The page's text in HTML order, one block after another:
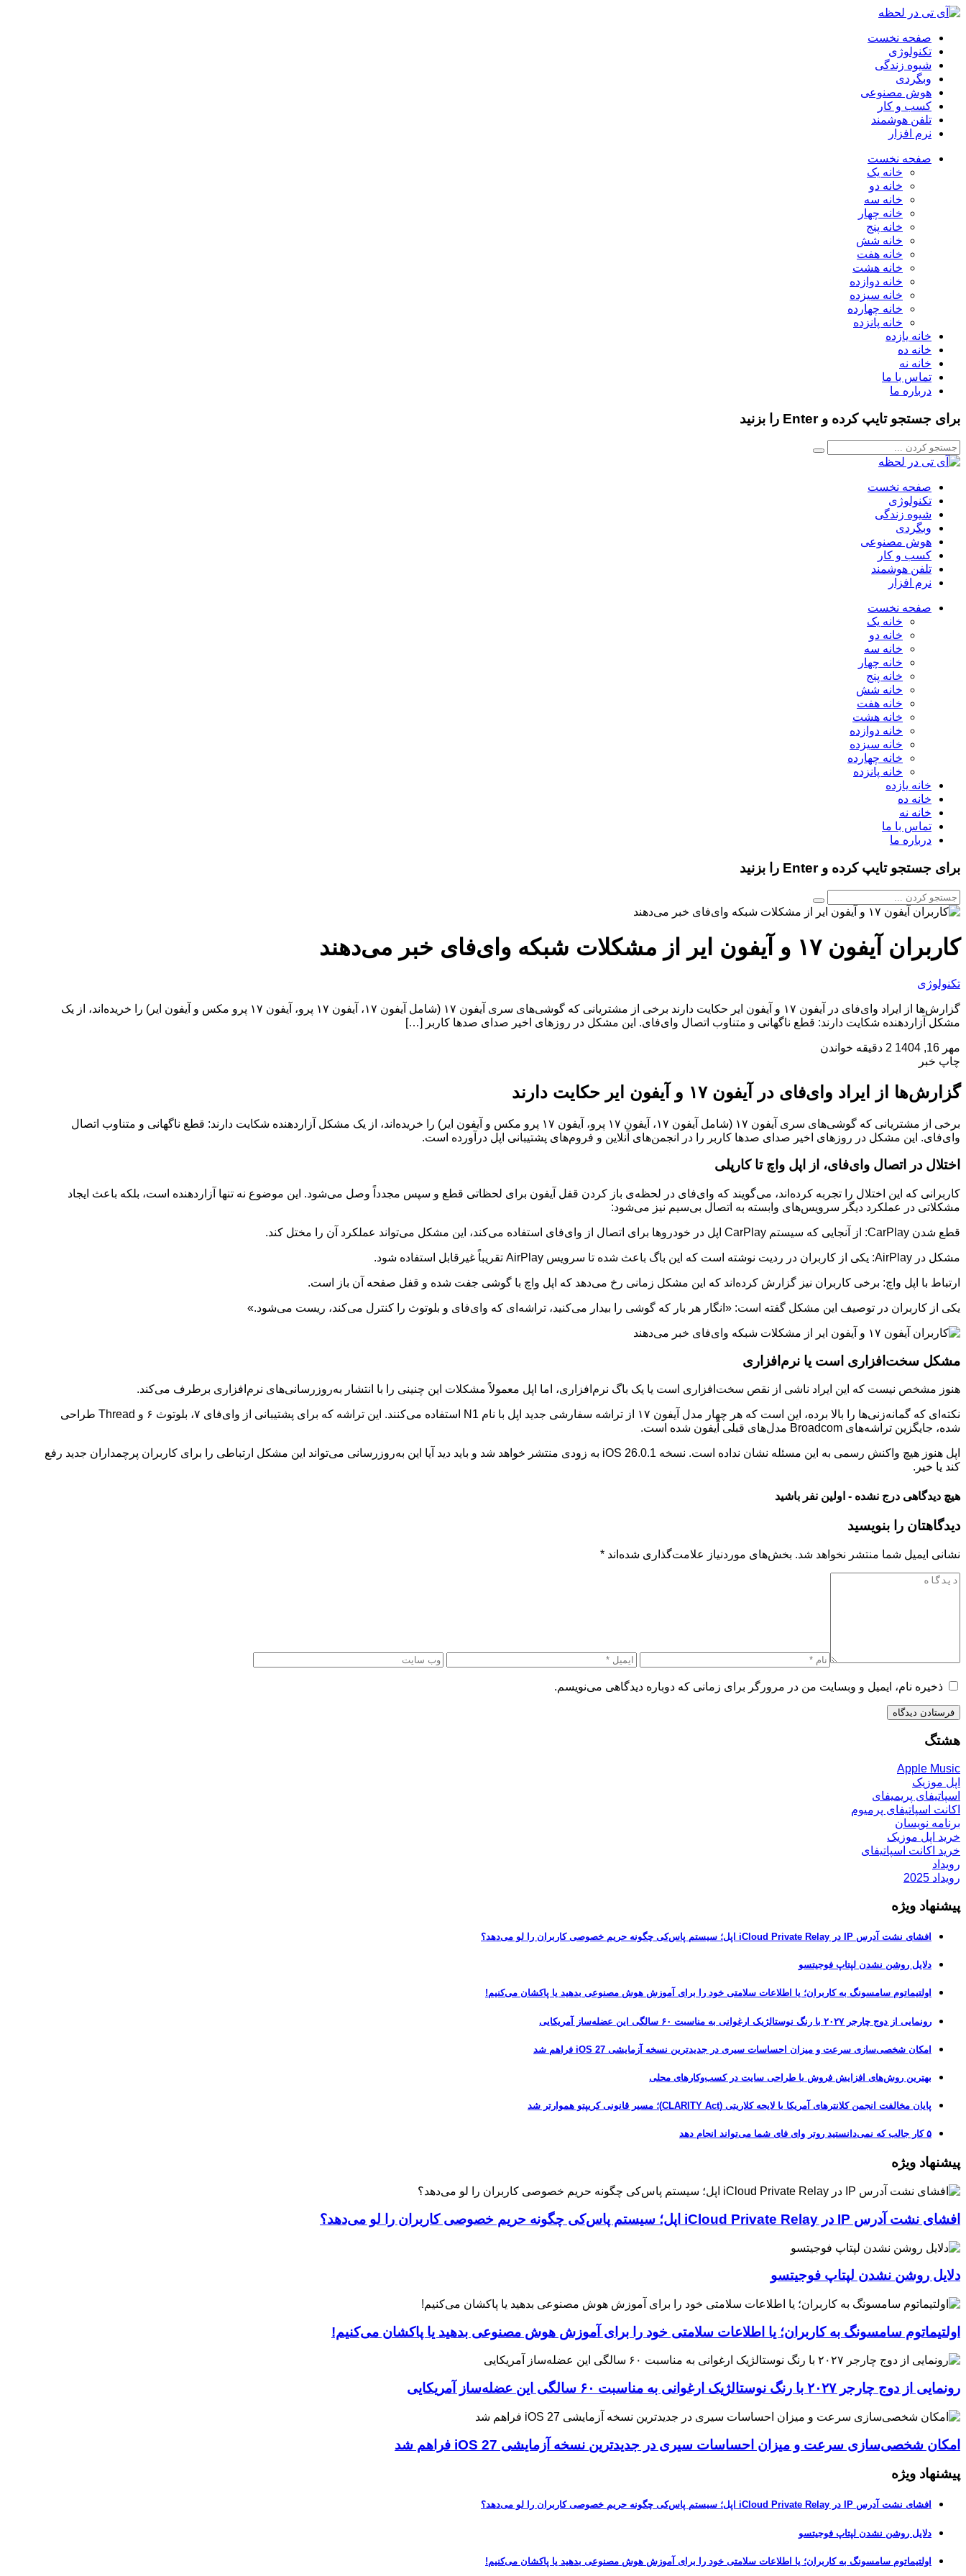
صفحه نخست
تکنولوژی
شیوه زندگی
وبگردی
هوش مصنوعی
کسب و کار
تلفن هوشمند
نرم افزار
صفحه نخست
خانه یک
خانه دو
خانه سه
خانه چهار
خانه پنج
خانه شش
خانه هفت
خانه هشت
خانه دوازده
خانه سیزده
خانه چهارده
خانه پانزده
خانه یازده
خانه ده
خانه نه
تماس با ما
درباره ما
برای جستجو تایپ کرده و Enter را بزنید
صفحه نخست
تکنولوژی
شیوه زندگی
وبگردی
هوش مصنوعی
کسب و کار
تلفن هوشمند
نرم افزار
صفحه نخست
خانه یک
خانه دو
خانه سه
خانه چهار
خانه پنج
خانه شش
خانه هفت
خانه هشت
خانه دوازده
خانه سیزده
خانه چهارده
خانه پانزده
خانه یازده
خانه ده
خانه نه
تماس با ما
درباره ما
برای جستجو تایپ کرده و Enter را بزنید
کاربران آیفون ۱۷ و آیفون ایر از مشکلات شبکه وای‌فای خبر می‌دهند
تکنولوژی
گزارش‌ها از ایراد وای‌فای در آیفون ۱۷ و آیفون ایر حکایت دارند برخی از مشتریانی که گوشی‌های سری آیفون ۱۷ (شامل آیفون ۱۷، آیفون ۱۷ پرو، آیفون ۱۷ پرو مکس و آیفون ایر) را خریده‌اند، از یک
مشکل آزاردهنده شکایت دارند: قطع ناگهانی و متناوب اتصال وای‌فای. این مشکل در روزهای اخیر صدای صدها کاربر […]
مهر 16, 1404
2 دقیقه خواندن
چاپ خبر
گزارش‌ها از ایراد وای‌فای در آیفون ۱۷ و آیفون ایر حکایت دارند
برخی از مشتریانی که گوشی‌های سری آیفون ۱۷ (شامل آیفون ۱۷، آیفون ۱۷ پرو، آیفون ۱۷ پرو مکس و آیفون ایر) را خریده‌اند، از یک مشکل آزاردهنده شکایت دارند: قطع ناگهانی و متناوب اتصال
وای‌فای. این مشکل در روزهای اخیر صدای صدها کاربر را در انجمن‌های آنلاین و فروم‌های پشتیبانی اپل درآورده است.
اختلال در اتصال وای‌فای، از اپل واچ تا کارپلی
کاربرانی که این اختلال را تجربه کرده‌اند، می‌گویند که وای‌فای در لحظه‌ی باز کردن قفل آیفون برای لحظاتی قطع و سپس مجدداً وصل می‌شود. این موضوع نه تنها آزاردهنده است، بلکه باعث ایجاد
مشکلاتی در عملکرد دیگر سرویس‌های وابسته به اتصال بی‌سیم نیز می‌شود:
قطع شدن CarPlay: از آنجایی که سیستم CarPlay اپل در خودروها برای اتصال از وای‌فای استفاده می‌کند، این مشکل می‌تواند عملکرد آن را مختل کند.
مشکل در AirPlay: یکی از کاربران در ردیت نوشته است که این باگ باعث شده تا سرویس AirPlay تقریباً غیرقابل استفاده شود.
ارتباط با اپل واچ: برخی کاربران نیز گزارش کرده‌اند که این مشکل زمانی رخ می‌دهد که اپل واچ با گوشی جفت شده و قفل صفحه آن باز است.
یکی از کاربران در توصیف این مشکل گفته است: «انگار هر بار که گوشی را بیدار می‌کنید، تراشه‌ای که وای‌فای و بلوتوث را کنترل می‌کند، ریست می‌شود.»
مشکل سخت‌افزاری است یا نرم‌افزاری
هنوز مشخص نیست که این ایراد ناشی از نقص سخت‌افزاری است یا یک باگ نرم‌افزاری، اما اپل معمولاً مشکلات این چنینی را با انتشار به‌روزرسانی‌های نرم‌افزاری برطرف می‌کند.
نکته‌ای که گمانه‌زنی‌ها را بالا برده، این است که هر چهار مدل آیفون ۱۷ از تراشه سفارشی جدید اپل با نام N1 استفاده می‌کنند. این تراشه که برای پشتیبانی از وای‌فای ۷، بلوتوث ۶ و Thread طراحی
شده، جایگزین تراشه‌های Broadcom مدل‌های قبلی آیفون شده است.
اپل هنوز هیچ واکنش رسمی به این مسئله نشان نداده است. نسخه iOS 26.0.1 به زودی منتشر خواهد شد و باید دید آیا این به‌روزرسانی می‌تواند این مشکل ارتباطی را برای کاربران پرچمداران جدید رفع
کند یا خیر.
هیچ دیدگاهی درج نشده - اولین نفر باشید
دیدگاهتان را بنویسید
نشانی ایمیل شما منتشر نخواهد شد. بخش‌های موردنیاز علامت‌گذاری شده‌اند *
ذخیره نام، ایمیل و وبسایت من در مرورگر برای زمانی که دوباره دیدگاهی می‌نویسم.
هشتگ
Apple Music
اپل موزیک
اسپاتیفای پریمیفای
اکانت اسپاتیفای پرمیوم
برنامه نویسان
خرید اپل موزیک
خرید اکانت اسپاتیفای
رویداد
رویداد 2025
پیشنهاد ویژه
افشای نشت آدرس IP در iCloud Private Relay اپل؛ سیستم پاس‌کی چگونه حریم خصوصی کاربران را لو می‌دهد؟
دلایل روشن نشدن لپتاپ فوجیتسو
اولتیماتوم سامسونگ به کاربران؛ یا اطلاعات سلامتی خود را برای آموزش هوش مصنوعی بدهید یا پاکشان می‌کنیم!
رونمایی از دوج چارجر ۲۰۲۷ با رنگ نوستالژیک ارغوانی به مناسبت ۶۰ سالگی این عضله‌ساز آمریکایی
امکان شخصی‌سازی سرعت و میزان احساسات سیری در جدیدترین نسخه آزمایشی iOS 27 فراهم شد
بهترین روش‌های افزایش فروش با طراحی سایت در کسب‌وکارهای محلی
پایان مخالفت انجمن کلانترهای آمریکا با لایحه کلاریتی (CLARITY Act)؛ مسیر قانونی کریپتو هموارتر شد
۵ کار جالب که نمی‌دانستید روتر وای فای شما می‌تواند انجام دهد
پیشنهاد ویژه
افشای نشت آدرس IP در iCloud Private Relay اپل؛ سیستم پاس‌کی چگونه حریم خصوصی کاربران را لو می‌دهد؟
دلایل روشن نشدن لپتاپ فوجیتسو
اولتیماتوم سامسونگ به کاربران؛ یا اطلاعات سلامتی خود را برای آموزش هوش مصنوعی بدهید یا پاکشان می‌کنیم!
رونمایی از دوج چارجر ۲۰۲۷ با رنگ نوستالژیک ارغوانی به مناسبت ۶۰ سالگی این عضله‌ساز آمریکایی
امکان شخصی‌سازی سرعت و میزان احساسات سیری در جدیدترین نسخه آزمایشی iOS 27 فراهم شد
پیشنهاد ویژه
افشای نشت آدرس IP در iCloud Private Relay اپل؛ سیستم پاس‌کی چگونه حریم خصوصی کاربران را لو می‌دهد؟
دلایل روشن نشدن لپتاپ فوجیتسو
اولتیماتوم سامسونگ به کاربران؛ یا اطلاعات سلامتی خود را برای آموزش هوش مصنوعی بدهید یا پاکشان می‌کنیم!